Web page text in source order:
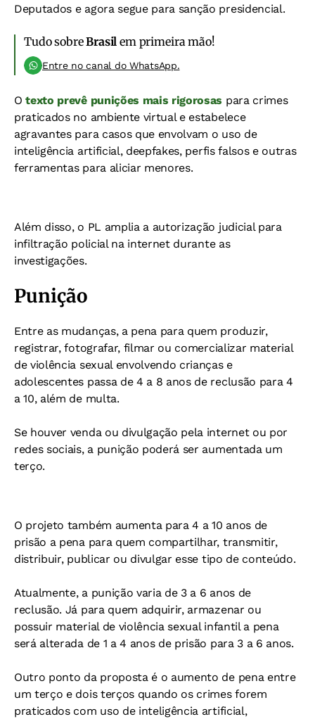
Deputados e agora segue para sanção presidencial.
Tudo sobreBrasil em primeira mão!
Entre no canal do WhatsApp.
Otexto prevê punições mais rigorosas para crimes
praticados no ambiente virtual e estabelece
agravantes para casos que envolvam o uso de
inteligência artificial, deepfakes, perfis falsos e outras
ferramentas para aliciar menores.
Além disso, o PL amplia a autorização judicial para
infiltração policial na internet durante as
investigações.
Punição
Entre as mudanças, a pena para quem produzir,
registrar, fotografar, filmar ou comercializar material
de violência sexual envolvendo crianças e
adolescentes passa de 4 a 8 anos de reclusão para 4
a 10, além de multa.
Se houver venda ou divulgação pela internet ou por
redes sociais, a punição poderá ser aumentada um
terço.
O projeto também aumenta para 4 a 10 anos de
prisão a pena para quem compartilhar, transmitir,
distribuir, publicar ou divulgar esse tipo de conteúdo.
Atualmente, a punição varia de 3 a 6 anos de
reclusão. Já para quem adquirir, armazenar ou
possuir material de violência sexual infantil a pena
será alterada de 1 a 4 anos de prisão para 3 a 6 anos.
Outro ponto da proposta é o aumento de pena entre
um terço e dois terços quando os crimes forem
praticados com uso de inteligência artificial,